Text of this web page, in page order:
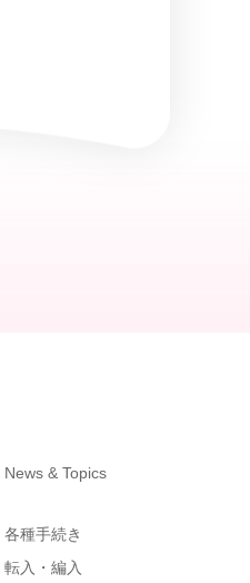
News & Topics
各種手続き
転入・編入